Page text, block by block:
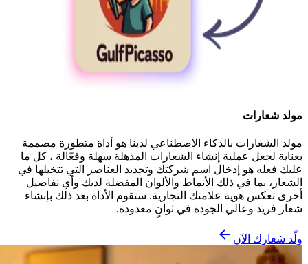
مولد شعارات
مولد الشعارات بالذكاء الاصطناعي لدينا هو أداة متطورة مصممة
بعناية لجعل عملية إنشاء الشعارات المذهلة سهلة وفعّالة ، كل ما
عليك فعله هو إدخال اسم شركتك وتحديد العناصر التي تتخيلها في
الشعار، بما في ذلك الأنماط والألوان المفضلة لديك وأي تفاصيل
أخرى تعكس هوية علامتك التجارية. ستقوم الأداة بعد ذلك بإنشاء
شعار فريد وعالي الجودة في ثوانٍ معدودة.
ولّد شعارك الآن